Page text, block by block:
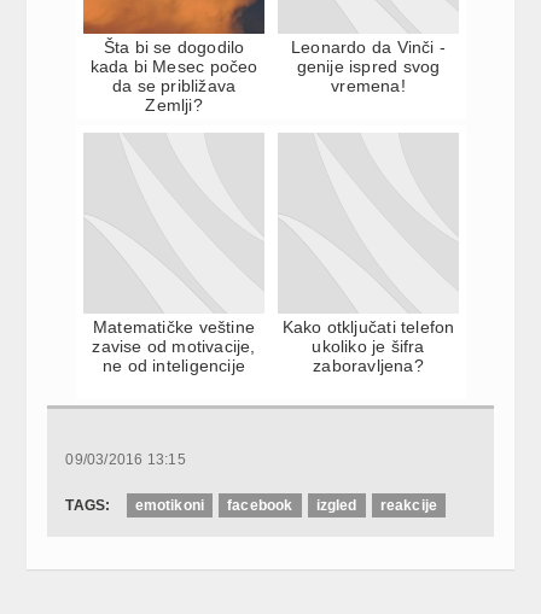
Šta bi se dogodilo
kada bi Mesec počeo
da se približava
Zemlji?
Leonardo da Vinči -
genije ispred svog
vremena!
Matematičke veštine
zavise od motivacije,
ne od inteligencije
Kako otključati telefon
ukoliko je šifra
zaboravljena?
09/03/2016 13:15
TAGS: emotikoni facebook izgled reakcije